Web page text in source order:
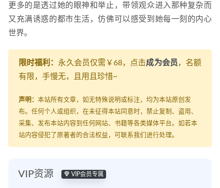
更多的是透过她的眼神和举止，带领观众进入那种复杂而
又充满诱惑的都市生活，仿佛可以感受到她每一刻的内心
世界。
限时福利： 永久会员仅需￥68，点击成为会员，名额
有限，手慢无，且用且珍惜~
声明： 本站所有文章，如无特殊说明或标注，均为本站原创发
布。任何个人或组织，在未征得本站同意时，禁止复制、盗用、
采集、发布本站内容到任何网站、书籍等各类媒体平台。如若本
站内容侵犯了原著者的合法权益，可联系我们进行处理。
VIP资源 VIP会员专属